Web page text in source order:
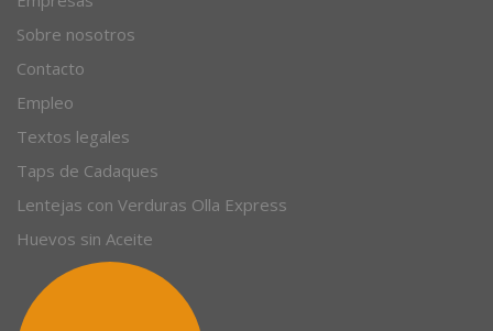
Sobre nosotros
Contacto
Empleo
Textos legales
Taps de Cadaques
Lentejas con Verduras Olla Express
Huevos sin Aceite